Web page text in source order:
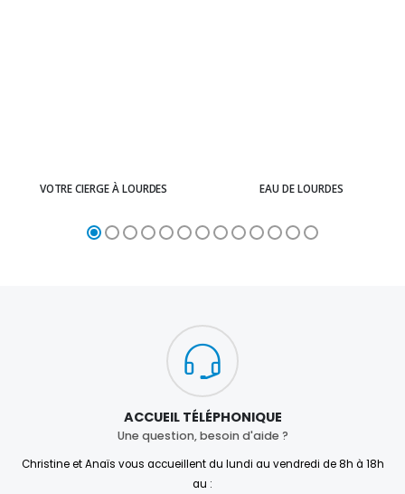
VOTRE CIERGE À LOURDES EAU DE LOURDES
ACCUEIL TÉLÉPHONIQUE
Une question, besoin d'aide ?
Christine et Anaïs vous accueillent du lundi au vendredi de 8h à 18h
au :